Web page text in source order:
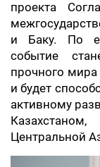
проекта
и Баку. По
событие
прочного
и будет
активному
Центральной